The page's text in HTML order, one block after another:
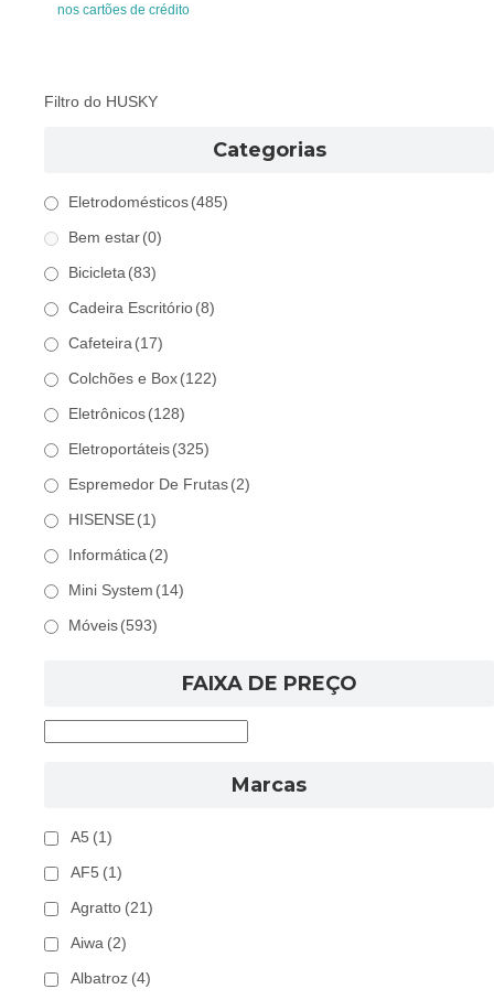
nos cartões de crédito
Filtro do HUSKY
Categorias
Eletrodomésticos (485)
Bem estar (0)
Bicicleta (83)
Cadeira Escritório (8)
Cafeteira (17)
Colchões e Box (122)
Eletrônicos (128)
Eletroportáteis (325)
Espremedor De Frutas (2)
HISENSE (1)
Informática (2)
Mini System (14)
Móveis (593)
FAIXA DE PREÇO
Marcas
A5 (1)
AF5 (1)
Agratto (21)
Aiwa (2)
Albatroz (4)